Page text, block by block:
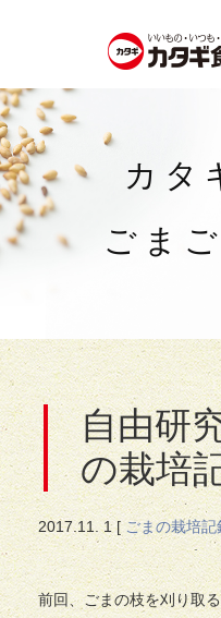
カタ
ごま
自由研
の栽培
2017.11. 1[ごまの栽培記
前回、ごまの枝を刈り取